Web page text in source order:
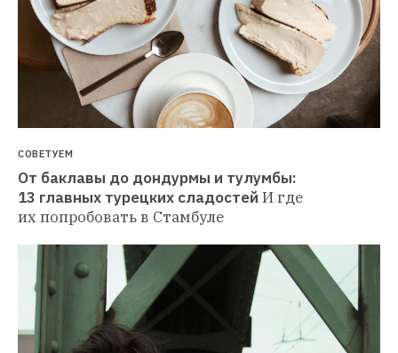
СОВЕТУЕМ
От баклавы до дондурмы и тулумбы:
13 главных турецких сладостей И где
их попробовать в Стамбуле